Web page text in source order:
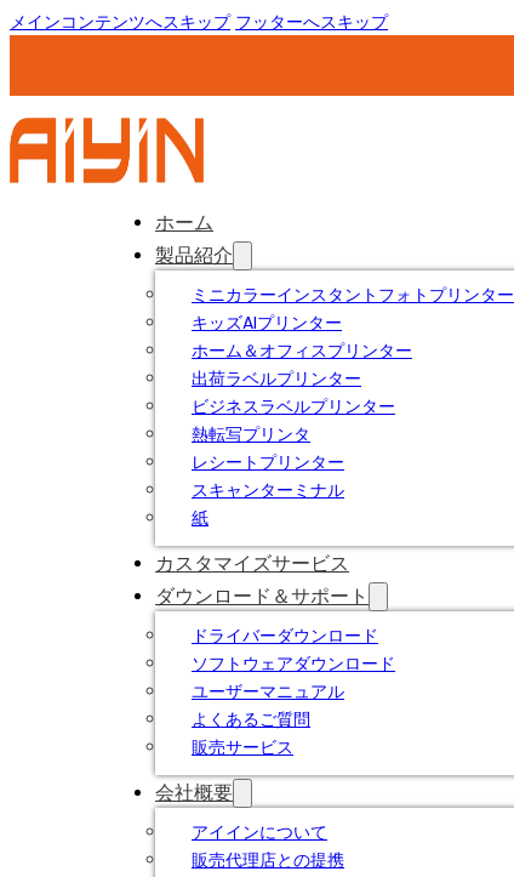
メインコンテンツへスキップ フッターへスキップ
ホーム
製品紹介
ミニカラーインスタントフォトプリンター
キッズAIプリンター
ホーム＆オフィスプリンター
出荷ラベルプリンター
ビジネスラベルプリンター
熱転写プリンタ
レシートプリンター
スキャンターミナル
紙
カスタマイズサービス
ダウンロード＆サポート
ドライバーダウンロード
ソフトウェアダウンロード
ユーザーマニュアル
よくあるご質問
販売サービス
会社概要
アイインについて
販売代理店との提携